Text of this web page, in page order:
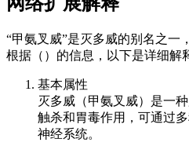
“甲氨叉威”是灭多威的别名之一
根据（）的信息，以下是详细解
基本属性
灭多威（甲氨叉威）是一
触杀和胃毒作用，可通过
神经系统。